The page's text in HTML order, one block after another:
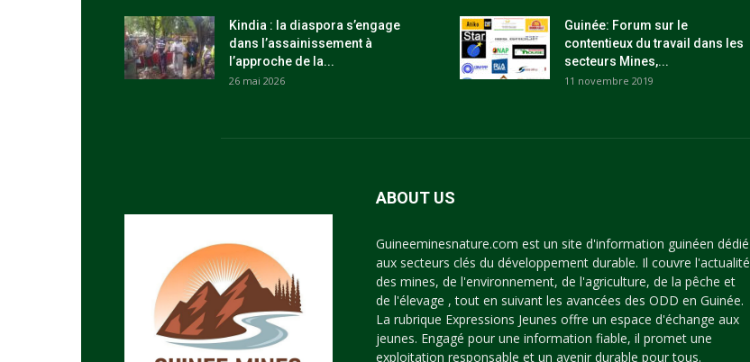
Kindia : la diaspora s’engage
dans l’assainissement à
l’approche de la...
26 mai 2026
Guinée: Forum sur le
contentieux du travail dans les
secteurs Mines,...
11 novembre 2019
ABOUT US
Guineeminesnature.com est un site d'information guinéen dédié
aux secteurs clés du développement durable. Il couvre l'actualité
des mines, de l'environnement, de l'agriculture, de la pêche et
de l'élevage , tout en suivant les avancées des ODD en Guinée.
La rubrique Expressions Jeunes offre un espace d'échange aux
jeunes. Engagé pour une information fiable, il promet une
exploitation responsable et un avenir durable pour tous.